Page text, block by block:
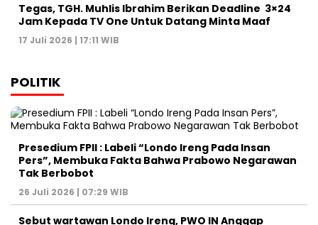
Tegas, TGH. Muhlis Ibrahim Berikan Deadline 3×24
Jam Kepada TV One Untuk Datang Minta Maaf
17 Juli 2026 | 17:11 WIB
POLITIK
Presedium FPII : Labeli “Londo Ireng Pada Insan
Pers”, Membuka Fakta Bahwa Prabowo Negarawan
Tak Berbobot
26 Juli 2026 | 07:29 WIB
Sebut wartawan Londo Ireng, PWO IN Anggap